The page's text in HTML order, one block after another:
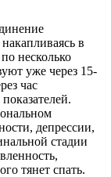
в
несколько
уже через 15-
час
депрессии,
стадии
тянет спать.